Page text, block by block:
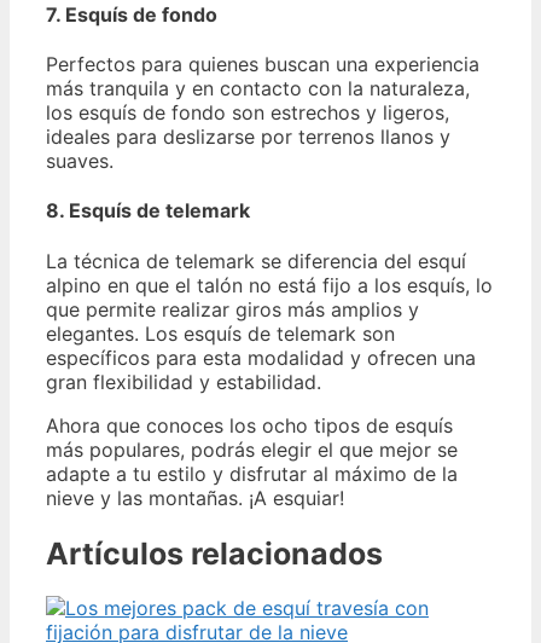
7. Esquís de fondo
Perfectos para quienes buscan una experiencia
más tranquila y en contacto con la naturaleza,
los esquís de fondo son estrechos y ligeros,
ideales para deslizarse por terrenos llanos y
suaves.
8. Esquís de telemark
La técnica de telemark se diferencia del esquí
alpino en que el talón no está fijo a los esquís, lo
que permite realizar giros más amplios y
elegantes. Los esquís de telemark son
específicos para esta modalidad y ofrecen una
gran flexibilidad y estabilidad.
Ahora que conoces los ocho tipos de esquís
más populares, podrás elegir el que mejor se
adapte a tu estilo y disfrutar al máximo de la
nieve y las montañas. ¡A esquiar!
Artículos relacionados